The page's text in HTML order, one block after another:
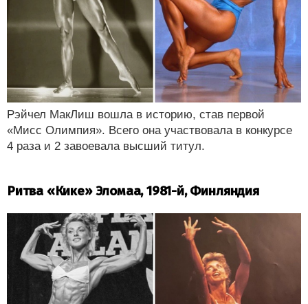
Рэйчел МакЛиш вошла в историю, став первой
«Мисс Олимпия». Всего она участвовала в конкурсе
4 раза и 2 завоевала высший титул.
Ритва «Кике» Эломаа, 1981-й, Финляндия